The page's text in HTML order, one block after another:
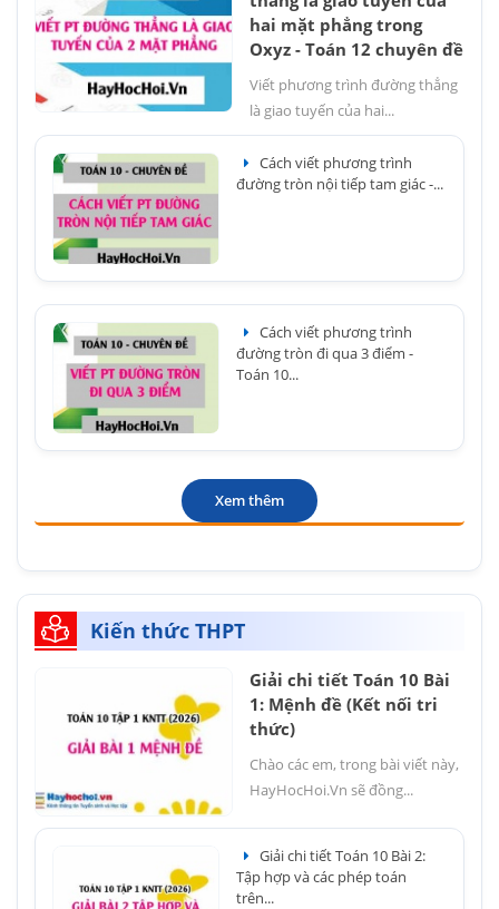
hai mặt phẳng trong
Oxyz - Toán 12 chuyên đề
Viết phương trình đường thẳng
là giao tuyến của hai...
Cách viết phương trình
đường tròn nội tiếp tam giác -...
Cách viết phương trình
đường tròn đi qua 3 điểm -
Toán 10...
Xem thêm
Kiến thức THPT
Giải chi tiết Toán 10 Bài
1: Mệnh đề (Kết nối tri
thức)
Chào các em, trong bài viết này,
HayHocHoi.Vn sẽ đồng...
Giải chi tiết Toán 10 Bài 2:
Tập hợp và các phép toán
trên...